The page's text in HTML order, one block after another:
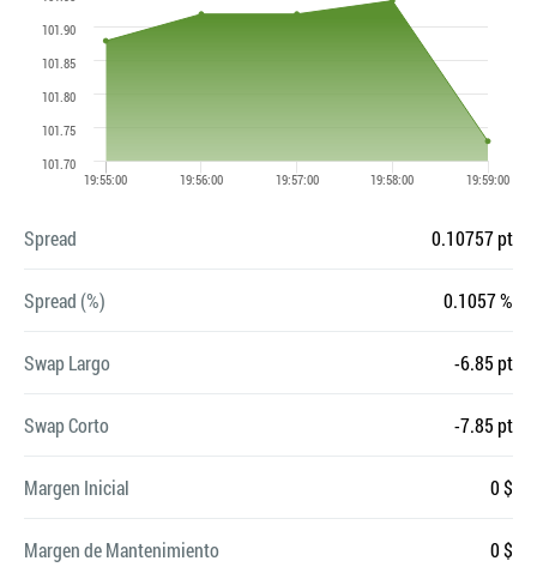
Spread 0.10757 pt
Spread (%) 0.1057 %
Swap Largo -6.85 pt
Swap Corto -7.85 pt
Margen Inicial 0 $
Margen de Mantenimiento 0 $